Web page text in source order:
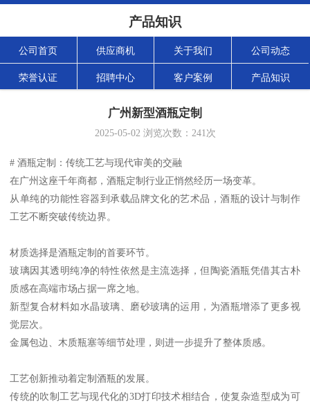
产品知识
公司首页 供应商机 关于我们 公司动态
荣誉认证 招聘中心 客户案例 产品知识
广州新型酒瓶定制
2025-05-02浏览次数： 241次
# 酒瓶定制：传统工艺与现代审美的交融
在广州这座千年商都，酒瓶定制行业正悄然经历一场变革。
从单纯的功能性容器到承载品牌文化的艺术品，酒瓶的设计与制作
工艺不断突破传统边界。
材质选择是酒瓶定制的首要环节。
玻璃因其透明纯净的特性依然是主流选择，但陶瓷酒瓶凭借其古朴
质感在高端市场占据一席之地。
新型复合材料如水晶玻璃、磨砂玻璃的运用，为酒瓶增添了更多视
觉层次。
金属包边、木质瓶塞等细节处理，则进一步提升了整体质感。
工艺创新推动着定制酒瓶的发展。
传统的吹制工艺与现代化的3D打印技术相结合，使复杂造型成为可